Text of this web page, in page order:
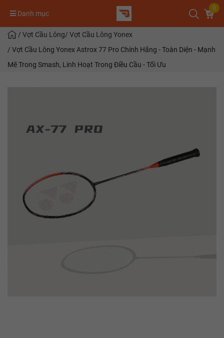
Danh mục
0
/ Vợt Cầu Lông/ Vợt Cầu Lông Yonex
/ Vợt Cầu Lông Yonex Astrox 77 Pro Chính Hãng - Toàn Diện - Mạnh
Mẽ Trong Smash, Linh Hoạt Trong Điều Cầu - Tối Ưu